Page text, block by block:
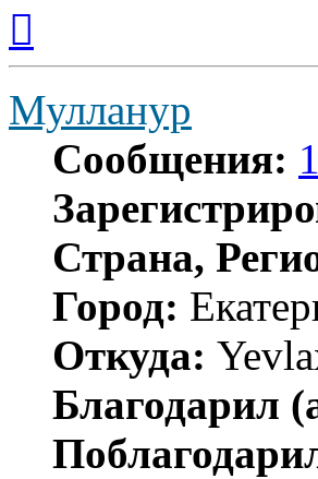
началу
Мулланур
Сообщения:
Страна,
Город:
Откуда:
Благодарил